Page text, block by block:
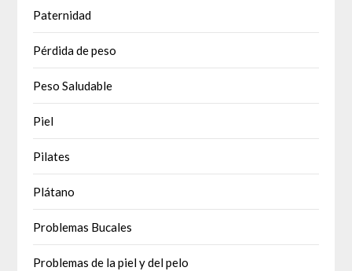
Paternidad
Pérdida de peso
Peso Saludable
Piel
Pilates
Plátano
Problemas Bucales
Problemas de la piel y del pelo